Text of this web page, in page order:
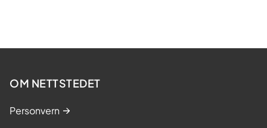
OM NETTSTEDET
Personvern